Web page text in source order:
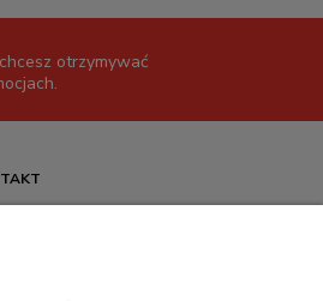
otrzymywać